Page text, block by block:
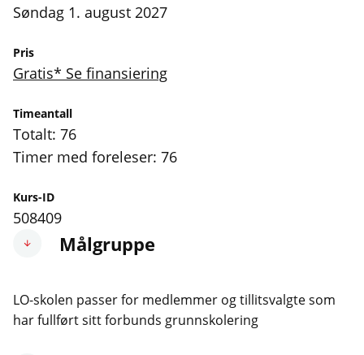
Målgruppe
LO-skolen passer for medlemmer og tillitsvalgte som
har fullført sitt forbunds grunnskolering
søndag 1. august 2027
Pris
Gratis* Se finansiering
Timeantall
Totalt: 76
Timer med foreleser: 76
Kurs-ID
508409